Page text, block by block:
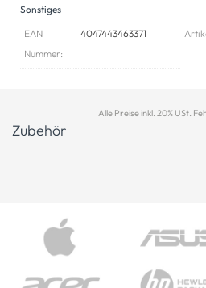
Sonstiges
EAN
Nummer:
4047443463371
Alle Preise inkl. 20% USt.
Zubehör